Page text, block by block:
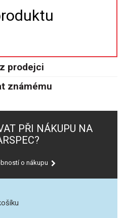
A RM
prodejci
známému
PŘI NÁKUPU NA
o nákupu